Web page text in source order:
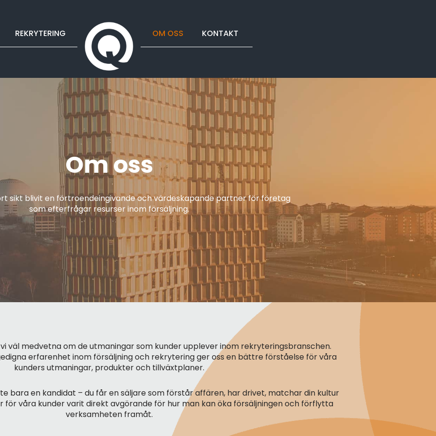
REKRYTERING OM OSS KONTAKT
Om oss
sikt blivit en förtroendeingivande och värdeskapande partner för företag
som efterfrågar resurser inom försäljning.
väl medvetna om de utmaningar som kunder upplever inom rekryteringsbranschen.
erfarenhet inom försäljning och rekrytering ger oss en bättre förståelse för våra
kunders utmaningar, produkter och tillväxtplaner.
bara en kandidat – du får en säljare som förstår affären, har drivet, matchar din kultur
för våra kunder varit direkt avgörande för hur man kan öka försäljningen och förflytta
verksamheten framåt.